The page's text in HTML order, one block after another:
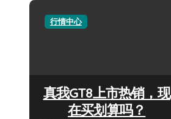
行情中心
真我GT8上市热销，现
在买划算吗？